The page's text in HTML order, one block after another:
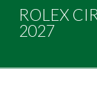
ROLEX
2027